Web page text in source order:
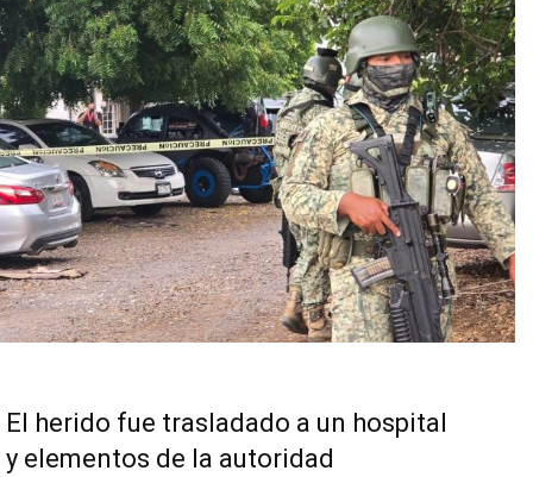
El herido fue trasladado a un hospital
y elementos de la autoridad